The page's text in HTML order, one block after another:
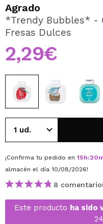
Al crear una cuenta en
tus compras
Agrado
*Trendy Bubbles* -
Fresas Dulces
2,29€
¡Confirma tu pedido en 15h:20
almacén el día 10/08/2026!
8
Este producto ha sido